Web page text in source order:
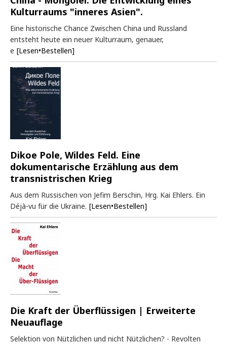
Kulturraums "inneres Asien".
Eine historische Chance Zwischen China und Russland
entsteht heute ein neuer Kulturraum, genauer,
e [Lesen•Bestellen]
Dikoe Pole, Wildes Feld. Eine
dokumentarische Erzählung aus dem
transnistrischen Krieg
Aus dem Russischen von Jefim Berschin, Hrg. Kai Ehlers. Ein
Déjà-vu für die Ukraine. [Lesen•Bestellen]
Die Kraft der Überflüssigen | Erweiterte
Neuauflage
Selektion von Nützlichen und nicht Nützlichen? - Revolten